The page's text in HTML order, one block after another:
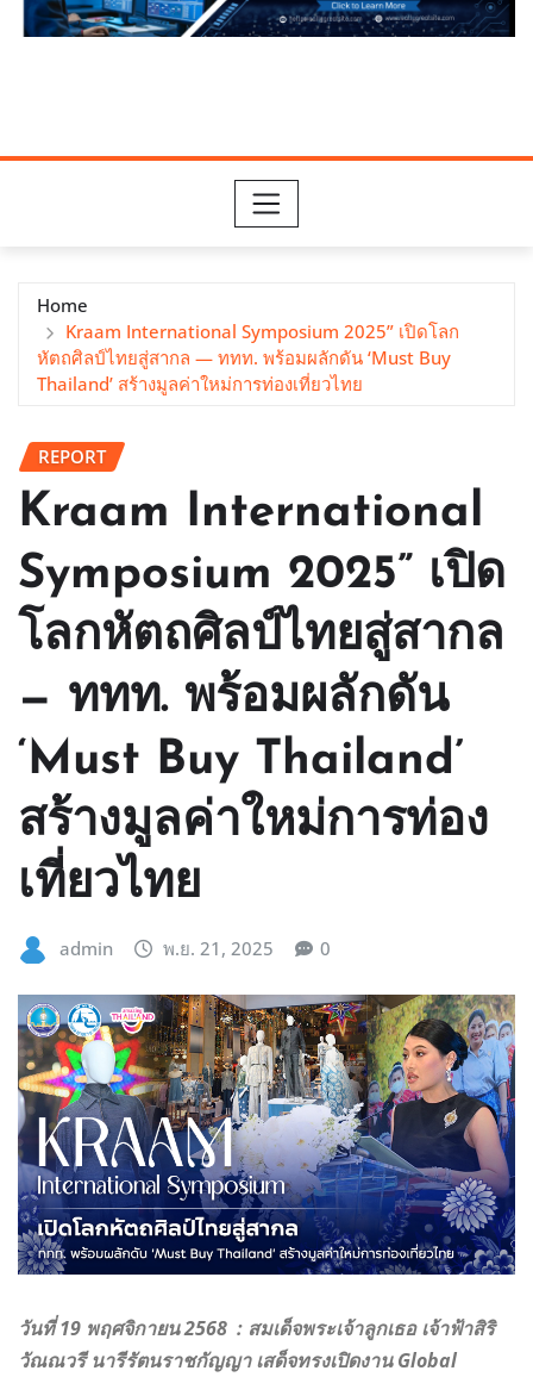
Home
Kraam International Symposium 2025” เปิดโลก
หัตถศิลป์ไทยสู่สากล — ททท. พร้อมผลักดัน ‘Must Buy
Thailand’ สร้างมูลค่าใหม่การท่องเที่ยวไทย
REPORT
Kraam International
Symposium 2025” เปิด
โลกหัตถศิลป์ไทยสู่สากล
— ททท. พร้อมผลักดัน
‘Must Buy Thailand’
สร้างมูลค่าใหม่การท่อง
เที่ยวไทย
admin พ.ย. 21, 2025 0
วันที่ 19 พฤศจิกายน 2568 : สมเด็จพระเจ้าลูกเธอ เจ้าฟ้าสิริ
วัณณวรี นารีรัตนราชกัญญา เสด็จทรงเปิดงาน Global